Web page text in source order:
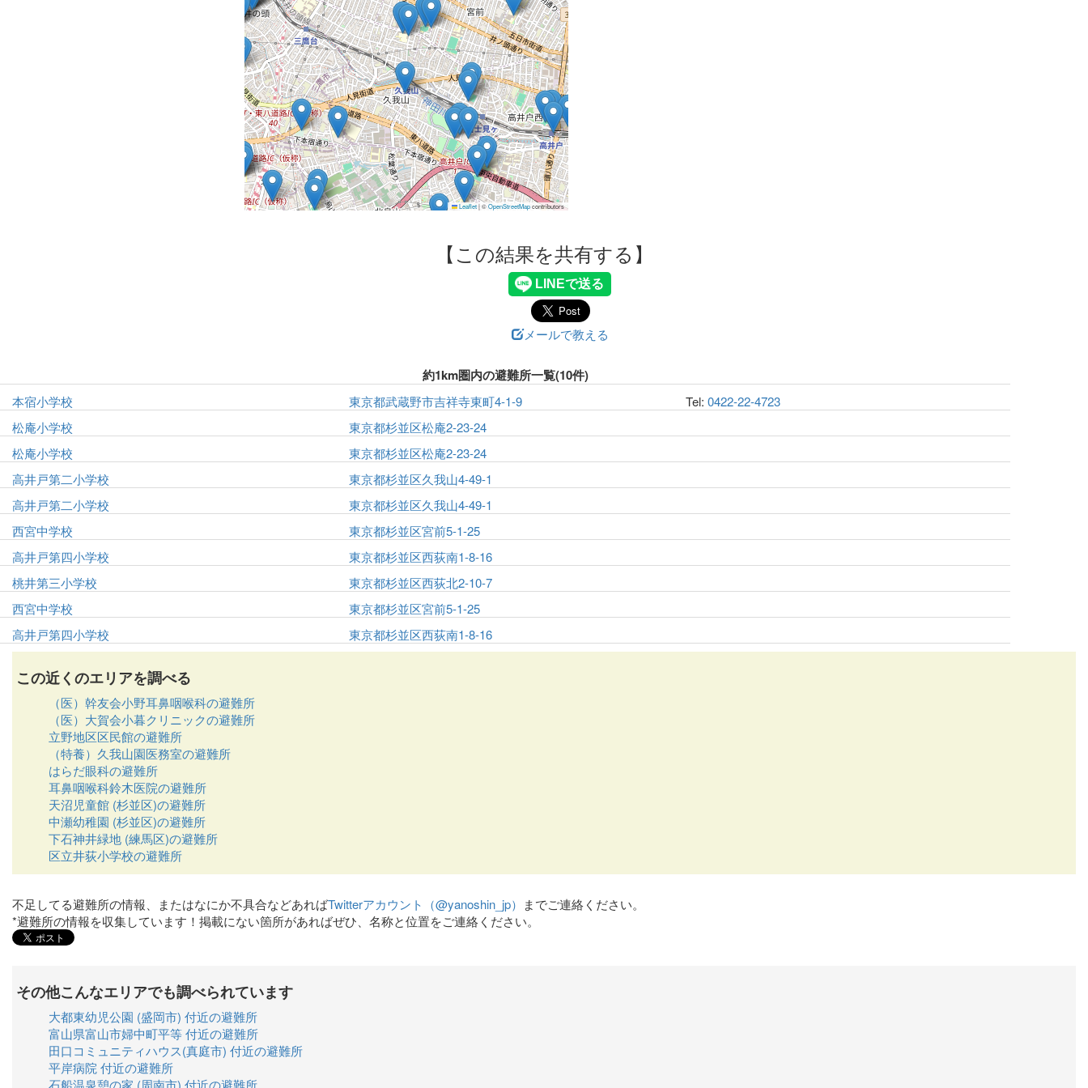
Leaflet|©OpenStreetMapcontributors
【この結果を共有する】
メールで教える
約1km圏内の避難所一覧(10件)
本宿小学校 東京都武蔵野市吉祥寺東町4-1-9 Tel:0422-22-4723
松庵小学校
東京都杉並区松庵2-23-24
松庵小学校
東京都杉並区松庵2-23-24
高井戸第二小学校
東京都杉並区久我山4-49-1
高井戸第二小学校
東京都杉並区久我山4-49-1
西宮中学校
東京都杉並区宮前5-1-25
高井戸第四小学校
東京都杉並区西荻南1-8-16
桃井第三小学校
東京都杉並区西荻北2-10-7
西宮中学校
東京都杉並区宮前5-1-25
高井戸第四小学校
東京都杉並区西荻南1-8-16
この近くのエリアを調べる
（医）幹友会小野耳鼻咽喉科の避難所
（医）大賀会小暮クリニックの避難所
立野地区区民館の避難所
（特養）久我山園医務室の避難所
はらだ眼科の避難所
耳鼻咽喉科鈴木医院の避難所
天沼児童館 (杉並区)の避難所
中瀬幼稚園 (杉並区)の避難所
下石神井緑地 (練馬区)の避難所
区立井荻小学校の避難所
不足してる避難所の情報、またはなにか不具合などあればTwitterアカウント（@yanoshin_jp） までご連絡ください。
*避難所の情報を収集しています！掲載にない箇所があればぜひ、名称と位置をご連絡ください。
その他こんなエリアでも調べられています
大都東幼児公園 (盛岡市) 付近の避難所
富山県富山市婦中町平等 付近の避難所
田口コミュニティハウス(真庭市) 付近の避難所
平岸病院 付近の避難所
石船温泉憩の家 (周南市) 付近の避難所